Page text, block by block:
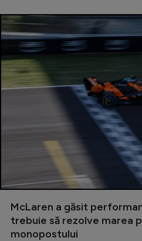
Clasamente
Tenis
Handbal
Natație
Formula 1
Gimnastică
Auto
Rugby
Ciclism
McLaren a găsit
trebuie să rezolve marea
monopostului